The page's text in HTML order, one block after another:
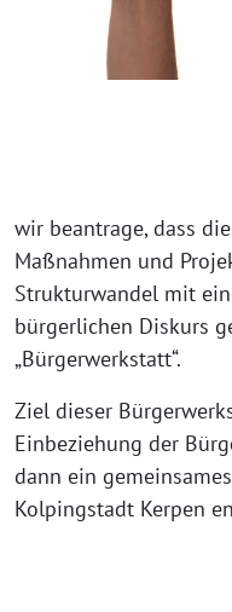
wir beantrage, dass
Maßnahmen und
Strukturwandel mit
bürgerlichen Diskurs
„Bürgerwerkstatt“.
Ziel dieser
Einbeziehung der
dann ein
Kolpingstadt Kerpen